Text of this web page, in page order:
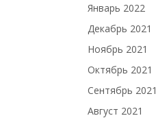
Январь 2022
Декабрь 2021
Ноябрь 2021
Октябрь 2021
Сентябрь 2021
Август 2021